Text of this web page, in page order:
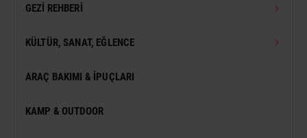
GEZI REHBERI
TÜRKIYE GEZI REHBERI
KÜLTÜR, SANAT, EĞLENCE
FESTIVAL
ARAÇ BAKIMI & İPUÇLARI
KAMP & OUTDOOR